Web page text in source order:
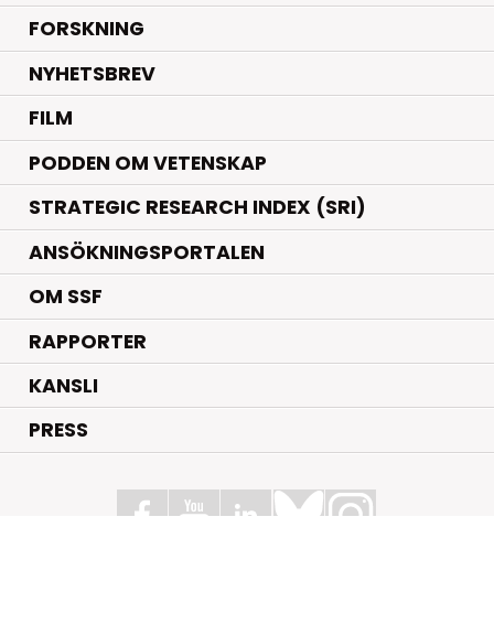
FORSKNING.
NYHETSBREV
FILM
PODDEN OM VETENSKAP
STRATEGIC RESEARCH INDEX (SRI)
ANSÖKNINGSPORTALEN
OM SSF
RAPPORTER
KANSLI
PRESS